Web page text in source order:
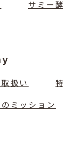
サミー
扱い
ミッション